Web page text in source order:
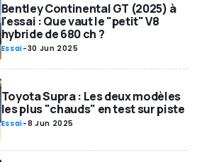
Bentley Continental GT (2025) à
l'essai : Que vaut le "petit" V8
hybride de 680 ch ?
Essai-30 Jun 2025
Toyota Supra : Les deux modèles
les plus "chauds" en test sur piste
Essai-8 Jun 2025